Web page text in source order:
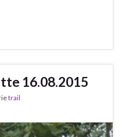
16.08.2015
trail